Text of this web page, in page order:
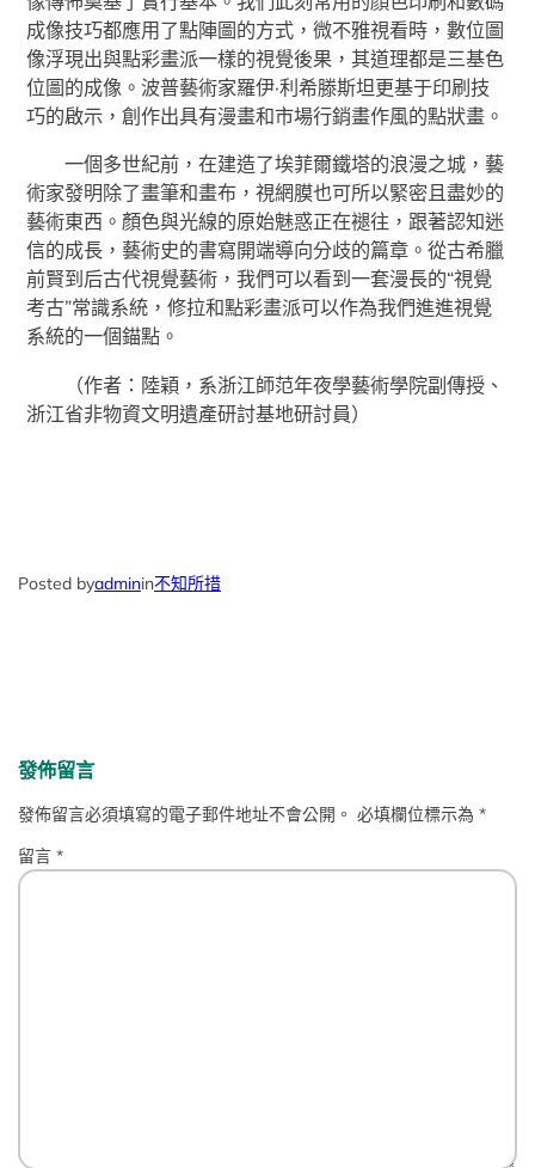
成像技巧都應用了點陣圖的方式，微不雅視看時，數位圖
像浮現出與點彩畫派一樣的視覺後果，其道理都是三基色
位圖的成像。波普藝術家羅伊·利希滕斯坦更基于印刷技
巧的啟示，創作出具有漫畫和市場行銷畫作風的點狀畫。
一個多世紀前，在建造了埃菲爾鐵塔的浪漫之城，藝
術家發明除了畫筆和畫布，視網膜也可所以緊密且盡妙的
藝術東西。顏色與光線的原始魅惑正在褪往，跟著認知迷
信的成長，藝術史的書寫開端導向分歧的篇章。從古希臘
前賢到后古代視覺藝術，我們可以看到一套漫長的“視覺
考古”常識系統，修拉和點彩畫派可以作為我們進進視覺
系統的一個錨點。
（作者：陸穎，系浙江師范年夜學藝術學院副傳授、
浙江省非物資文明遺產研討基地研討員）
Posted byadminin不知所措
發佈留言
發佈留言必須填寫的電子郵件地址不會公開。 必填欄位標示為*
留言*